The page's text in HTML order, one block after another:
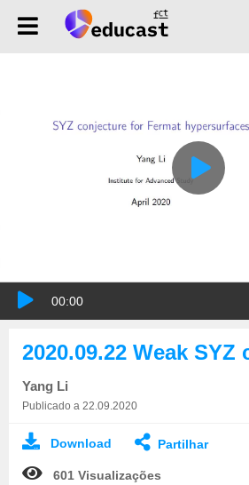
00:00
Yang Li
Publicado a 22.09.2020
Download Partilhar
601 Visualizações